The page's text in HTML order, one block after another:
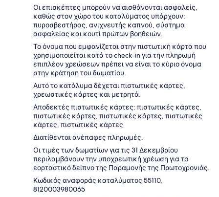
Οι επισκέπτες μπορούν να αισθάνονται ασφαλείς,
καθώς στον χώρο του καταλύματος υπάρχουν:
πυροσβεστήρας, ανιχνευτής καπνού, σύστημα
ασφαλείας και κουτί πρώτων βοηθειών.
Το όνομα που εμφανίζεται στην πιστωτική κάρτα που
χρησιμοποιείται κατά το check-in για την πληρωμή
επιπλέον χρεώσεων πρέπει να είναι το κύριο όνομα
στην κράτηση του δωματίου.
Αυτό το κατάλυμα δέχεται πιστωτικές κάρτες,
χρεωστικές κάρτες και μετρητά.
Αποδεκτές πιστωτικές κάρτες: πιστωτικές κάρτες,
πιστωτικές κάρτες, πιστωτικές κάρτες, πιστωτικές
κάρτες, πιστωτικές κάρτες
Διατίθενται ανέπαφες πληρωμές.
Οι τιμές των δωματίων για τις 31 Δεκεμβρίου
περιλαμβάνουν την υποχρεωτική χρέωση για το
εορταστικό δείπνο της Παραμονής της Πρωτοχρονιάς.
Κωδικός αναφοράς καταλύματος 55110,
8120003980065